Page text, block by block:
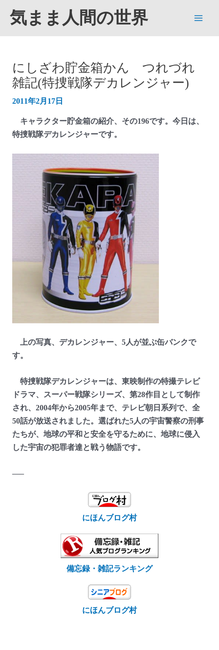
気まま人間の世界
にしざわ貯金箱かん つれづれ
雑記(特捜戦隊デカレンジャー)
2011年2月17日
キャラクター貯金箱の紹介、その196です。今日は、
特捜戦隊デカレンジャーです。
上の写真、デカレンジャー、5人が並ぶ缶バンクで
す。
特捜戦隊デカレンジャーは、東映制作の特撮テレビ
ドラマ、スーパー戦隊シリーズ、第28作目として制作
され、2004年から2005年まで、テレビ朝日系列で、全
50話が放送されました。選ばれた5人の宇宙警察の刑事
たちが、地球の平和と安全を守るために、地球に侵入
した宇宙の犯罪者達と戦う物語です。
—–
にほんブログ村
備忘録・雑記ランキング
にほんブログ村